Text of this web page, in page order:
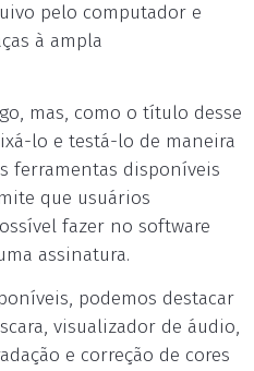
pelo computador e
à ampla
mas, como o título desse
lo e testá-lo de maneira
ferramentas disponíveis
que usuários
fazer no software
assinatura.
podemos destacar
visualizador de áudio,
e correção de cores